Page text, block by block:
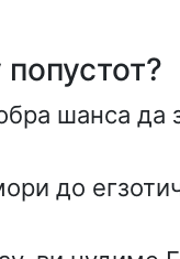
шанса да
до